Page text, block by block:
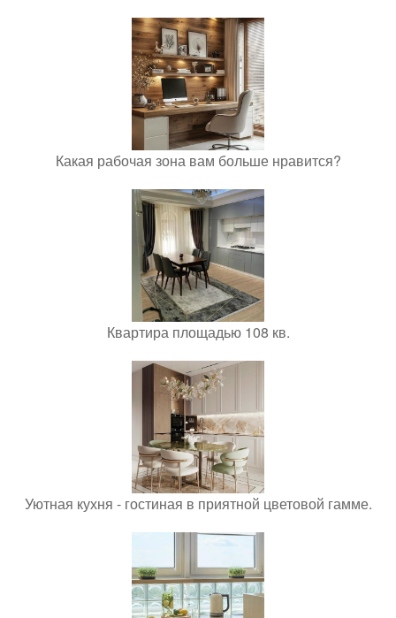
Какая рабочая зона вам больше нравится?
Квартира площадью 108 кв.
Уютная кухня - гостиная в приятной цветовой гамме.